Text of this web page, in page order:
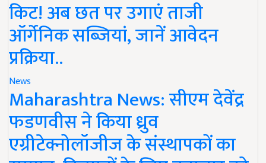
किट! अब छत पर उगाएं ताजी
ऑर्गेनिक सब्जियां, जानें आवेदन
प्रक्रिया..
News
Maharashtra News: सीएम देवेंद्र
फडणवीस ने किया ध्रुव
एग्रीटेक्नोलॉजीज के संस्थापकों का